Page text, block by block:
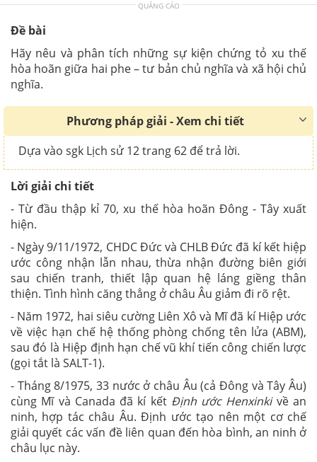
QUẢNG CÁO
Đề bài
Hãy nêu và phân tích những sự kiện chứng tỏ xu thế
hòa hoãn giữa hai phe – tư bản chủ nghĩa và xã hội chủ
nghĩa.
Phương pháp giải - Xem chi tiết
Dựa vào sgk Lịch sử 12 trang 62 để trả lời.
Lời giải chi tiết
- Từ đầu thập kỉ 70, xu thế hòa hoãn Đông - Tây xuất
hiện.
- Ngày 9/11/1972, CHDC Đức và CHLB Đức đã kí kết hiệp
ước công nhận lẫn nhau, thừa nhận đường biên giới
sau chiến tranh, thiết lập quan hệ láng giềng thân
thiện. Tình hình căng thẳng ở châu Âu giảm đi rõ rệt.
- Năm 1972, hai siêu cường Liên Xô và Mĩ đã kí Hiệp ước
về việc hạn chế hệ thống phòng chống tên lửa (ABM),
sau đó là Hiệp định hạn chế vũ khí tiến công chiến lược
(gọi tắt là SALT-1).
- Tháng 8/1975, 33 nước ở châu Âu (cả Đông và Tây Âu)
cùng Mĩ và Canada đã kí kết Định ước Henxinkivề an
ninh, hợp tác châu Âu. Định ước tạo nên một cơ chế
giải quyết các vấn đề liên quan đến hòa bình, an ninh ở
châu lục này.